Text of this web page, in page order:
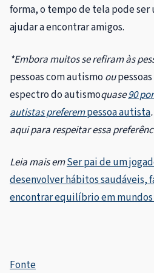
forma, o tempo de tela pode
ajudar a encontrar amigos.
*Embora muitos se refiram às
pessoas com autismo ou
espectro do autismoquase90
autistas preferempessoa autista
aqui para respeitar essa
Leia mais emSer pai de um
desenvolver hábitos saudáveis,
encontrar equilíbrio em
Fonte